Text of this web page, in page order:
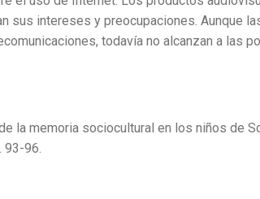
sus intereses y preocupaciones. Aunque
todavía no alcanzan a las
la memoria sociocultural en los niños de
93-96.